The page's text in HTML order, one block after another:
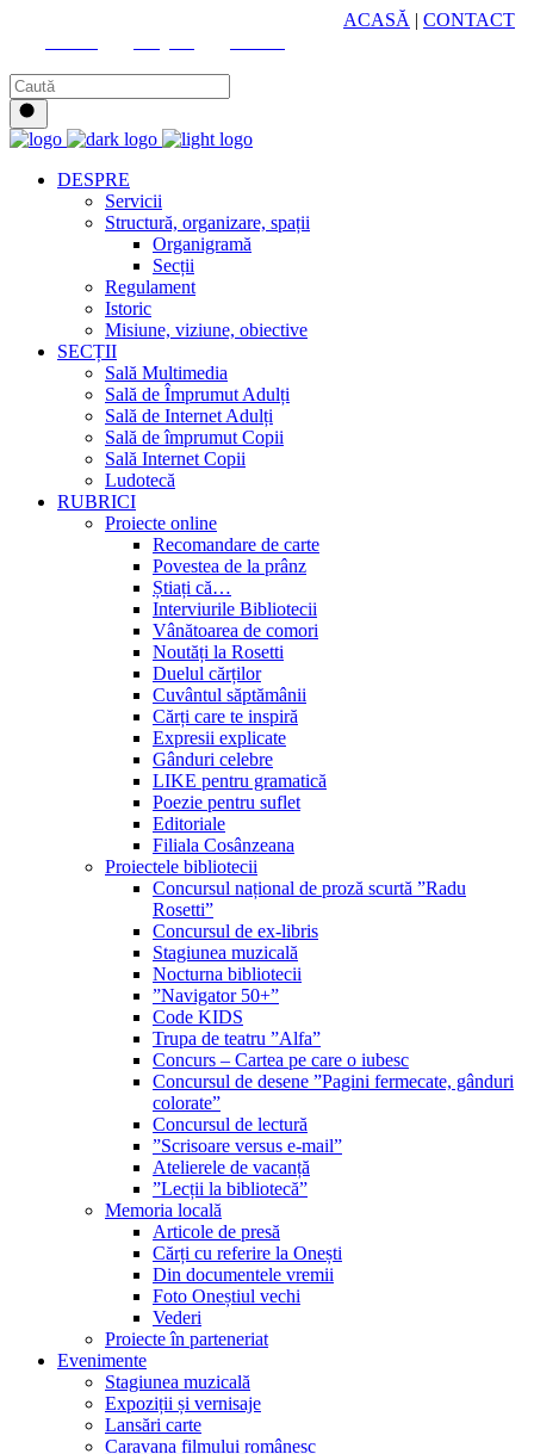
ACASĂ | CONTACT
DESPRE
Servicii
Structură, organizare, spații
Organigramă
Secții
Regulament
Istoric
Misiune, viziune, obiective
SECȚII
Sală Multimedia
Sală de Împrumut Adulți
Sală de Internet Adulți
Sală de împrumut Copii
Sală Internet Copii
Ludotecă
RUBRICI
Proiecte online
Recomandare de carte
Povestea de la prânz
Știați că…
Interviurile Bibliotecii
Vânătoarea de comori
Noutăți la Rosetti
Duelul cărților
Cuvântul săptămânii
Cărți care te inspiră
Expresii explicate
Gânduri celebre
LIKE pentru gramatică
Poezie pentru suflet
Editoriale
Filiala Cosânzeana
Proiectele bibliotecii
Concursul național de proză scurtă ”Radu
Rosetti”
Concursul de ex-libris
Stagiunea muzicală
Nocturna bibliotecii
”Navigator 50+”
Code KIDS
Trupa de teatru ”Alfa”
Concurs – Cartea pe care o iubesc
Concursul de desene ”Pagini fermecate, gânduri
colorate”
Concursul de lectură
”Scrisoare versus e-mail”
Atelierele de vacanță
”Lecții la bibliotecă”
Memoria locală
Articole de presă
Cărți cu referire la Onești
Din documentele vremii
Foto Oneștiul vechi
Vederi
Proiecte în parteneriat
Evenimente
Stagiunea muzicală
Expoziții și vernisaje
Lansări carte
Caravana filmului românesc